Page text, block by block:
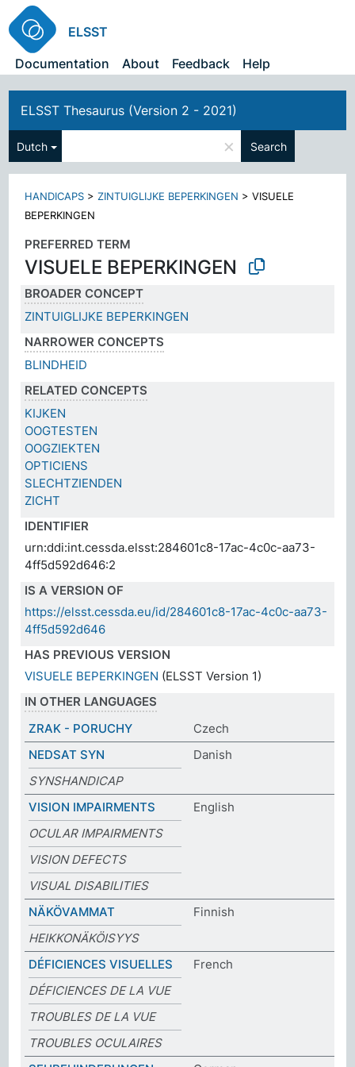
ELSST
Documentation
About Feedback Help
ELSST Thesaurus (Version 2 - 2021)
Dutch × Search
HANDICAPS >ZINTUIGLIJKE BEPERKINGEN >VISUELE
BEPERKINGEN
PREFERRED TERM
VISUELE BEPERKINGEN
BROADER CONCEPT
ZINTUIGLIJKE BEPERKINGEN
NARROWER CONCEPTS
BLINDHEID
RELATED CONCEPTS
KIJKEN
OOGTESTEN
OOGZIEKTEN
OPTICIENS
SLECHTZIENDEN
ZICHT
IDENTIFIER
urn:ddi:int.cessda.elsst:284601c8-17ac-4c0c-aa73-
4ff5d592d646:2
IS A VERSION OF
https://elsst.cessda.eu/id/284601c8-17ac-4c0c-aa73-
4ff5d592d646
HAS PREVIOUS VERSION
VISUELE BEPERKINGEN (ELSST Version 1)
IN OTHER LANGUAGES
ZRAK - PORUCHY
Czech
NEDSAT SYN
Danish
SYNSHANDICAP
VISION IMPAIRMENTS
English
OCULAR IMPAIRMENTS
VISION DEFECTS
VISUAL DISABILITIES
NÄKÖVAMMAT
Finnish
HEIKKONÄKÖISYYS
DÉFICIENCES VISUELLES
French
DÉFICIENCES DE LA VUE
TROUBLES DE LA VUE
TROUBLES OCULAIRES